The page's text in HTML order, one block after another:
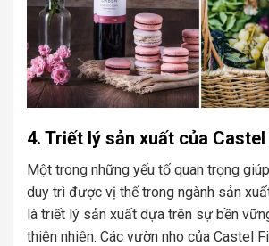
4. Triết lý sản xuất của
Một trong những yếu tố quan trọng giúp
duy trì được vị thế trong ngành sản
là triết lý sản xuất dựa trên sự bền
thiên nhiên. Các vườn nho của Castel